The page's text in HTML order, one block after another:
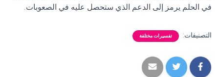
في الحلم يرمز إلى الدعم الذي ستحصل عليه في الصعوبات.
التصنيفات: تفسيرات مختلفة